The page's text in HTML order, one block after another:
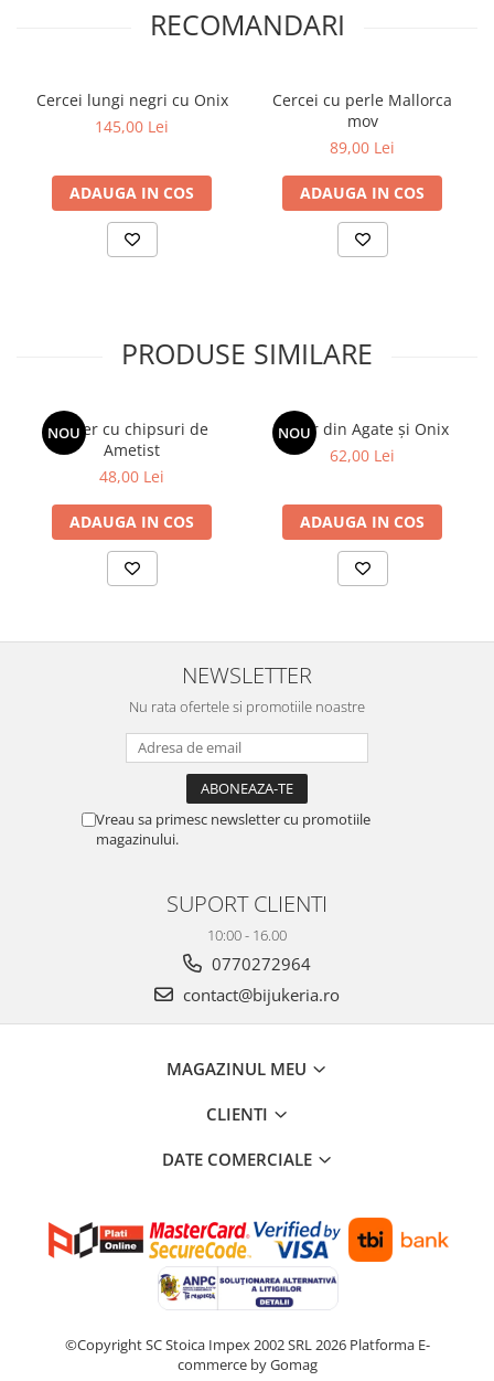
RECOMANDARI
Cercei lungi negri cu Onix
145,00 Lei
ADAUGA IN COS
Cercei cu perle Mallorca
mov
89,00 Lei
ADAUGA IN COS
PRODUSE SIMILARE
NOU
Colier cu chipsuri de
Ametist
48,00 Lei
ADAUGA IN COS
NOU
Colier din Agate și Onix
62,00 Lei
ADAUGA IN COS
NEWSLETTER
Nu rata ofertele si promotiile noastre
Vreau sa primesc newsletter cu promotiile
magazinului.
SUPORT CLIENTI
10:00 - 16.00
0770272964
contact@bijukeria.ro
MAGAZINUL MEU
CLIENTI
DATE COMERCIALE
©Copyright SC Stoica Impex 2002 SRL 2026 Platforma E-
commerce by Gomag